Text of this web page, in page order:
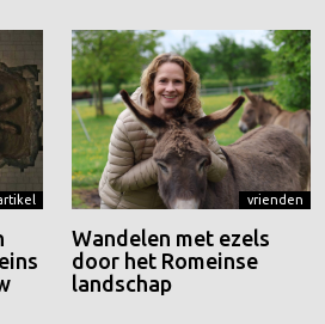
vrienden
Wandelen met ezels
door het Romeinse
landschap